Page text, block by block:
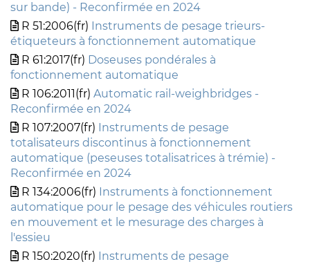
sur bande) - Reconfirmée en 2024
R 51:2006(fr) Instruments de pesage trieurs-
étiqueteurs à fonctionnement automatique
R 61:2017(fr) Doseuses pondérales à
fonctionnement automatique
R 106:2011(fr) Automatic rail-weighbridges -
Reconfirmée en 2024
R 107:2007(fr) Instruments de pesage
totalisateurs discontinus à fonctionnement
automatique (peseuses totalisatrices à trémie) -
Reconfirmée en 2024
R 134:2006(fr) Instruments à fonctionnement
automatique pour le pesage des véhicules routiers
en mouvement et le mesurage des charges à
l'essieu
R 150:2020(fr) Instruments de pesage